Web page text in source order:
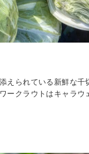
えられている新鮮な千
ークラウトはキャラウ